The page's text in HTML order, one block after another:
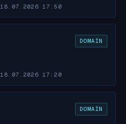
18.07.2026 17:50
DOMAIN
18.07.2026 17:20
DOMAIN